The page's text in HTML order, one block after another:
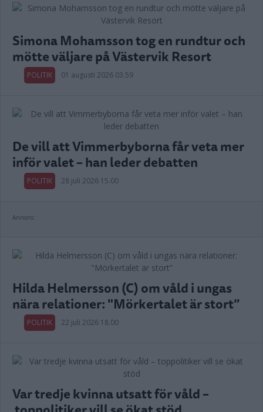
Simona Mohamsson tog en rundtur och
mötte väljare på Västervik Resort
POLITIK 01 augusti 2026 03.59
De vill att Vimmerbyborna får veta mer
inför valet – han leder debatten
POLITIK 28 juli 2026 15.00
Annons:
Hilda Helmersson (C) om våld i ungas
nära relationer: "Mörkertalet är stort”
POLITIK 22 juli 2026 18.00
Var tredje kvinna utsatt för våld –